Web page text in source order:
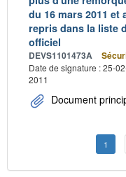
du 16 mars 2011 et
repris dans la liste
officiel
DEVS1101473A
Date de signature : 25-
2011
Document
1